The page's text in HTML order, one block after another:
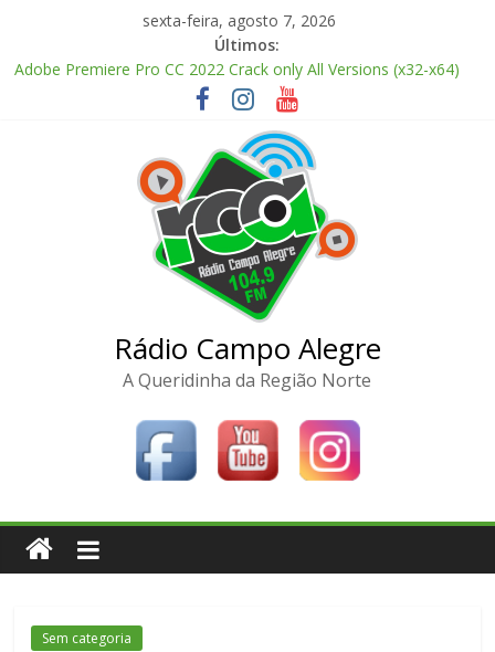
sexta-feira, agosto 7, 2026
Últimos:
Adobe Premiere Pro CC 2022 Crack only All Versions (x32-x64)
FL Studio Producer Edition License[Activated] [Patch] Windows
Fall 2: Deadpoint 2026 CAMRip AVI Extended AAC 2.0 ETrG
The Love Hypothesis 2026 CAMRip UHD Proper FullMov𝗂e
FL Studio 21 Portable + License Key Windows 11 (x32x64) no
Rádio Campo Alegre
A Queridinha da Região Norte
Sem categoria